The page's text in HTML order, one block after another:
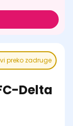
preko zadruge
Delta